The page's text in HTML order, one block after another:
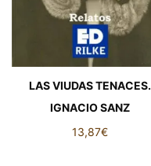
LAS VIUDAS TENACES.
IGNACIO SANZ
13,87€